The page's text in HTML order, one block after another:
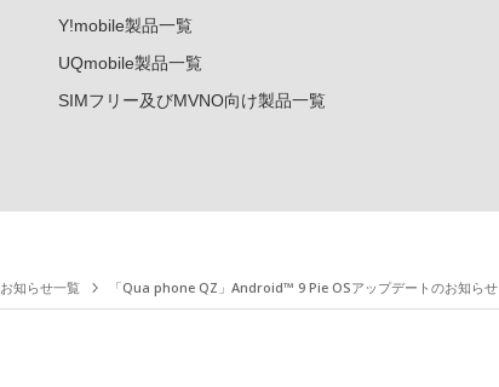
Y!mobile製品一覧
UQmobile製品一覧
SIMフリー及びMVNO向け製品一覧
お知らせ一覧 「Qua phone QZ」Android™ 9 Pie OSアップデートのお知らせ